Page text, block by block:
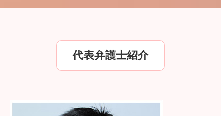
代表弁護士紹介